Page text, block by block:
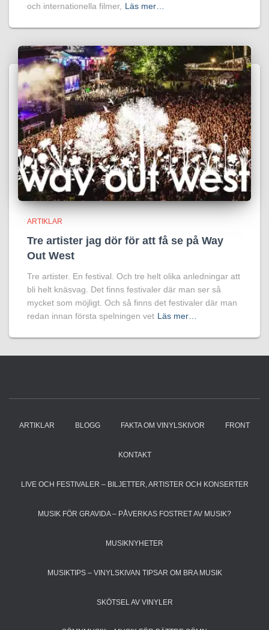
och internationella filmer, Läs mer…
ARTIKLAR
Tre artister jag dör för att få se på Way
Out West
Tre artister. En festival. Och tre helt olika anledningar att
bli helt knäsvag. Det finns festivaler där man ser så
mycket som möjligt. Och så finns det festivaler där man
redan innan första spelningen vet Läs mer…
ARTIKLAR BLOGG FAKTA OM VINYLSKIVOR FRONT
KONTAKT
LIVE OCH FESTIVALER – BILJETTER, ARTISTER OCH KONSERTER
MUSIK FÖR GRAVIDA – PÅVERKAS FOSTRET AV MUSIK?
MUSIKNYHETER
MUSIKTIPS – VINYLSKIVAN TIPSAR OM BRA MUSIK
SKÖTSEL AV VINYLER